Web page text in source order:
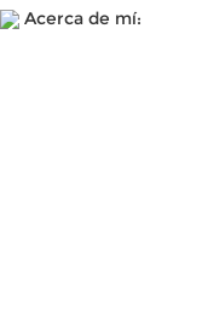
Acerca de mí: